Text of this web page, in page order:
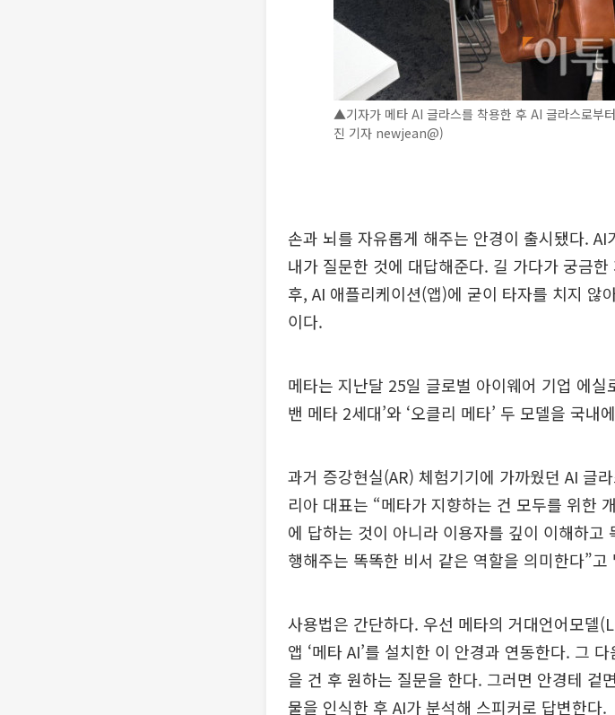
▲기자가 메타 AI 글라스를 착용한 후 AI 글라스로부
진 기자 newjean@)
손과 뇌를 자유롭게 해주는 안경이 출시됐다.
내가 질문한 것에 대답해준다. 길 가다가 궁금
후, AI 애플리케이션(앱)에 굳이 타자를 치지 않
이다.
메타는 지난달 25일 글로벌 아이웨어 기업 에실
밴 메타 2세대’와 ‘오클리 메타’ 두 모델을 국내
과거 증강현실(AR) 체험기기에 가까웠던 AI 글
리아 대표는 “메타가 지향하는 건 모두를 위한
에 답하는 것이 아니라 이용자를 깊이 이해하
행해주는 똑똑한 비서 같은 역할을 의미한다”고
사용법은 간단하다. 우선 메타의 거대언어모델
앱 ‘메타 AI’를 설치한 이 안경과 연동한다. 그
을 건 후 원하는 질문을 한다. 그러면 안경테 겉
물을 인식한 후 AI가 분석해 스피커로 답변한다.